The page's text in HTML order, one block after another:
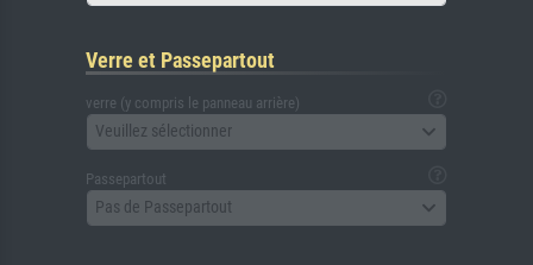
Verre et Passepartout
verre (y compris le panneau arrière)
Veuillez sélectionner
Passepartout
Pas de Passepartout